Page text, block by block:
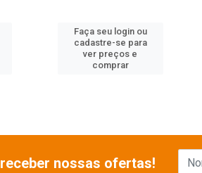
Faça seu login ou
cadastre-se para
ver preços e
comprar
nossas ofertas!